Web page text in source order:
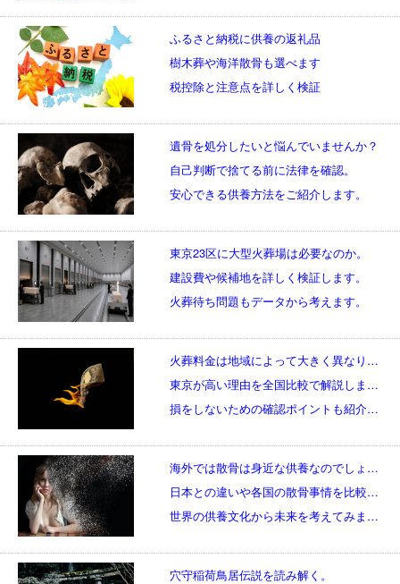
ふるさと納税に供養の返礼品
樹木葬や海洋散骨も選べます
税控除と注意点を詳しく検証
遺骨を処分したいと悩んでいませんか？
自己判断で捨てる前に法律を確認。
安心できる供養方法をご紹介します。
東京23区に大型火葬場は必要なのか。
建設費や候補地を詳しく検証します。
火葬待ち問題もデータから考えます。
火葬料金は地域によって大きく異なります。
東京が高い理由を全国比較で解説します。
損をしないための確認ポイントも紹介します。
海外では散骨は身近な供養なのでしょうか。
日本との違いや各国の散骨事情を比較します。
世界の供養文化から未来を考えてみましょう。
穴守稲荷鳥居伝説を読み解く。